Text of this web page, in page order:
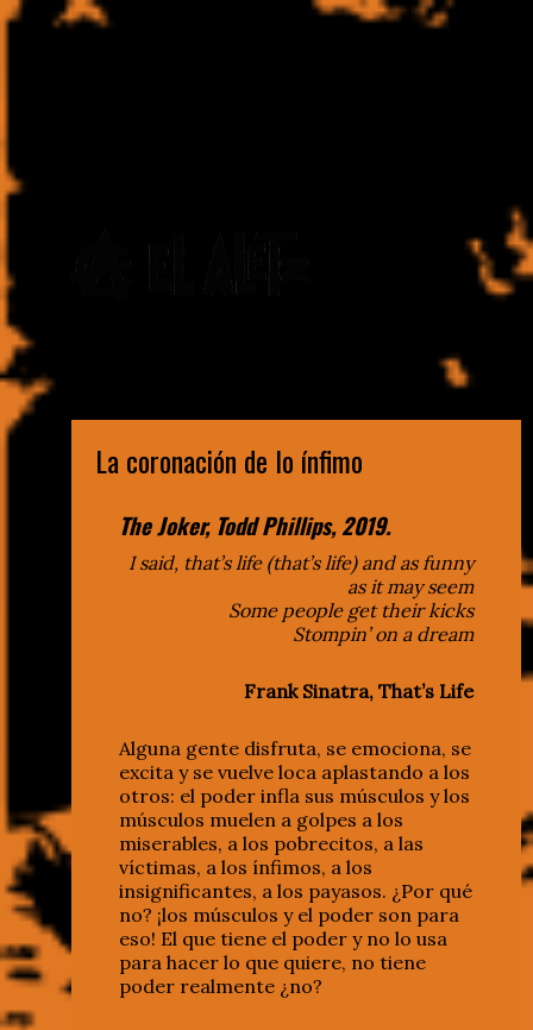
La coronación de lo ínfimo
The Joker, Todd Phillips, 2019.
I said, that’s life (that’s life) and as funny
as it may seem
Some people get their kicks
Stompin’ on a dream
Frank Sinatra, That’s Life
Alguna gente disfruta, se emociona, se
excita y se vuelve loca aplastando a los
otros: el poder infla sus músculos y los
músculos muelen a golpes a los
miserables, a los pobrecitos, a las
víctimas, a los ínfimos, a los
insignificantes, a los payasos. ¿Por qué
no? ¡los músculos y el poder son para
eso! El que tiene el poder y no lo usa
para hacer lo que quiere, no tiene
poder realmente ¿no?